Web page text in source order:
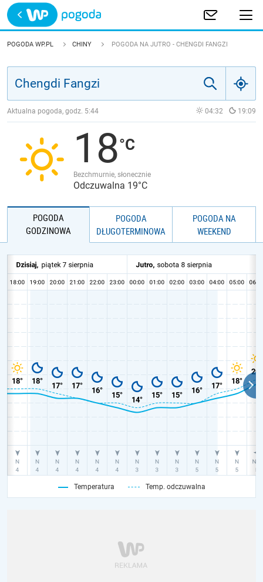
Trwa ładowanie
POLSKA
JAKOŚĆ POWIETRZA
POGODA WP.PL CHINY POGODA NA JUTRO - CHENGDI FANGZI
Aktualna pogoda, godz. 5:44 04:32 19:09
18
Bezchmurnie, słonecznie
Odczuwalna 19°C
POGODA
GODZINOWA
POGODA
DŁUGOTERMINOWA
POGODA NA
WEEKEND
Temperatura Temp. odczuwalna